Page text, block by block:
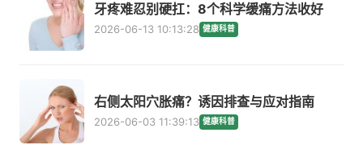
牙疼难忍别硬扛：8个科学缓痛方法收好
2026-06-13 10:13:28 健康科普
右侧太阳穴胀痛？诱因排查与应对指南
2026-06-03 11:39:13 健康科普